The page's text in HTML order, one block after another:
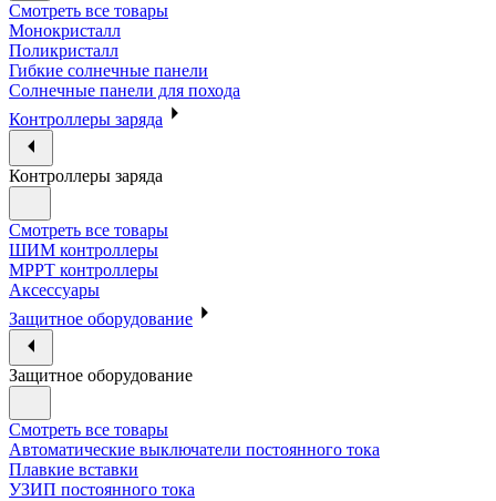
Смотреть все товары
Монокристалл
Поликристалл
Гибкие солнечные панели
Солнечные панели для похода
Контроллеры заряда
Контроллеры заряда
Смотреть все товары
ШИМ контроллеры
МРРТ контроллеры
Аксессуары
Защитное оборудование
Защитное оборудование
Смотреть все товары
Автоматические выключатели постоянного тока
Плавкие вставки
УЗИП постоянного тока